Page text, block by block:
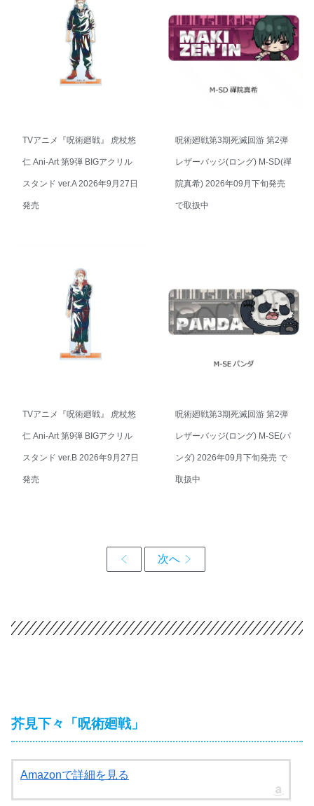
TVアニメ『呪術廻戦』 虎杖悠
仁 Ani-Art 第9弾 BIGアクリル
スタンド ver.A 2026年9月27日
発売
呪術廻戦第3期死滅回游 第2弾
レザーバッジ(ロング) M-SD(禪
院真希) 2026年09月下旬発売
で取扱中
TVアニメ『呪術廻戦』 虎杖悠
仁 Ani-Art 第9弾 BIGアクリル
スタンド ver.B 2026年9月27日
発売
呪術廻戦第3期死滅回游 第2弾
レザーバッジ(ロング) M-SE(パ
ンダ) 2026年09月下旬発売 で
取扱中
芥見下々「呪術廻戦」
Amazonで詳細を見る